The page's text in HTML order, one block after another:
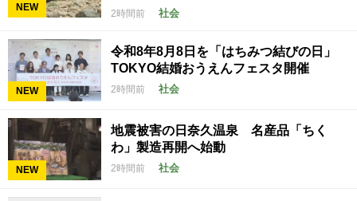
NEW
2時間前 社会
NEW
令和8年8月8日を「はちみつ結びの日」
TOKYO結婚おうえんフェスタ開催
2時間前 社会
NEW
地震被害の日奈久温泉 名産品「ちく
わ」製造再開へ始動
2時間前 社会